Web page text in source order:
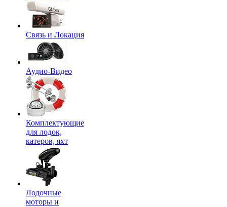
Связь и Локация
Аудио-Видео
Комплектующие
для лодок,
катеров, яхт
Лодочные
моторы и